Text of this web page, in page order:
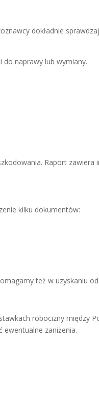
dokładnie
do naprawy lub wymiany.
Raport
kilku dokumentów:
też w uzyskaniu
robocizny między
ewentualne zaniżenia.